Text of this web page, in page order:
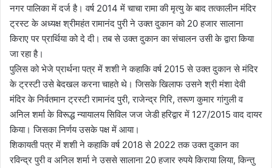
नगर पालिका में दर्ज है। वर्ष 2014 में चाचा रामा की मृत्यु के बाद तत्कालीन मंदिर
ट्रस्ट के अध्यक्ष श्रीमहंत रामानंद पुरी ने उक्त दुकान को 20 हजार सालाना
किराए पर प्रार्थिया को दे दी। तब से उक्त दुकान का संचालन उसी के द्वारा किया
जा रहा है।
पुलिस को भेजे प्रार्थना पत्र में शशी ने कहाकि वर्ष 2015 से उक्त दुकान से मंदिर
के ट्रस्टी उसे बेदखल करना चाहते थे। जिसके खिलाफ उसने श्री मंशा देवी
मंदिर के निर्वतमान ट्रस्टी रामानंद पुरी, राजेन्द्र गिरि, तरूण कुमार गांगुली व
अनिल शर्मा के विरूद्ध न्यायालय सिविल जज जेडी हरिद्वार में 127/2015 वाद दायर
किया। जिसका निर्णय उसके पक्ष में आया।
शिकायती पत्र में शशी ने कहाकि वर्ष 2018 से 2022 तक उक्त दुकान का
रविन्द्र पुरी व अनिल शर्मा ने उससे सालाना 20 हजार रुपये किराया लिया, किन्तु